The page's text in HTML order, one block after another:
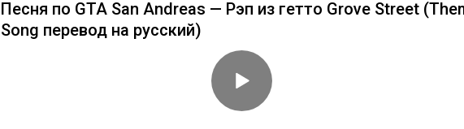
Песня по GTA San Andreas — Рэп из гетто Grove Street
Song перевод на русский)